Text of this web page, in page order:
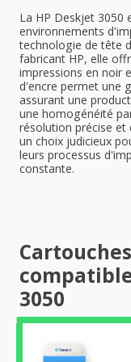
La HP Deskjet 3050
environnements
technologie de tête
fabricant HP, elle
impressions en noir
d'encre permet une
assurant une
une homogénéité
résolution précise et
un choix judicieux
leurs processus
constante.
3050